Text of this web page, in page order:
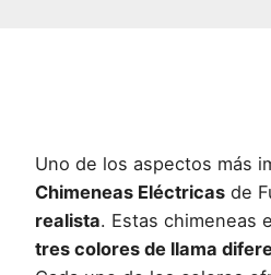
Uno de los aspectos más
Chimeneas Eléctricas de
realista. Estas chimeneas
tres colores de llama